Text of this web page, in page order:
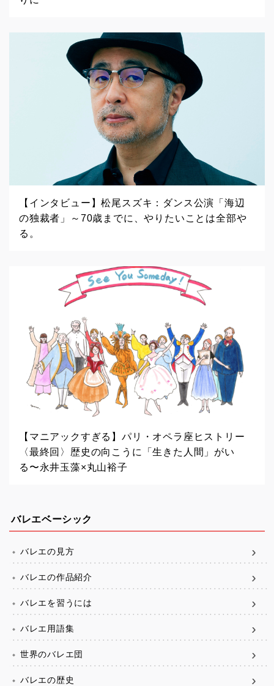
【インタビュー】松尾スズキ：ダンス公演「海辺
の独裁者」～70歳までに、やりたいことは全部や
る。
【マニアックすぎる】パリ・オペラ座ヒストリー
〈最終回〉歴史の向こうに「生きた人間」がい
る〜永井玉藻×丸山裕子
バレエベーシック
バレエの見方
バレエの作品紹介
バレエを習うには
バレエ用語集
世界のバレエ団
バレエの歴史